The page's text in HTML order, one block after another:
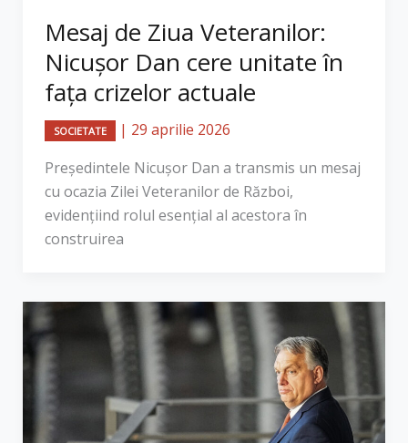
Mesaj de Ziua Veteranilor:
Nicușor Dan cere unitate în
fața crizelor actuale
SOCIETATE | 29 aprilie 2026
Președintele Nicușor Dan a transmis un mesaj
cu ocazia Zilei Veteranilor de Război,
evidențiind rolul esențial al acestora în
construirea